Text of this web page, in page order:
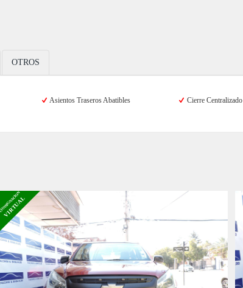
OTROS
Asientos Traseros Abatibles Cierre Centralizado
CONSIGNACION
VIRTUAL